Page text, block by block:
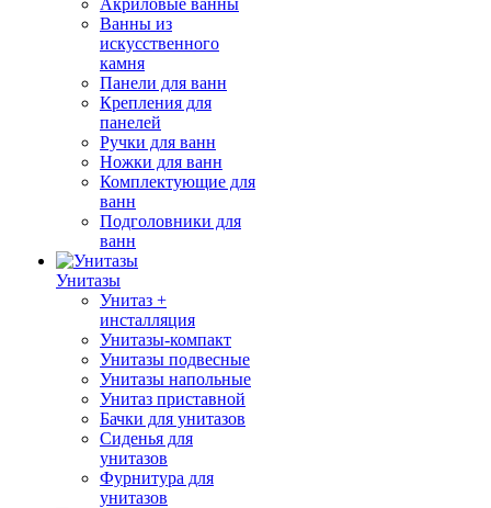
Акриловые ванны
Ванны из
искусственного
камня
Панели для ванн
Крепления для
панелей
Ручки для ванн
Ножки для ванн
Комплектующие для
ванн
Подголовники для
ванн
Унитазы
Унитаз +
инсталляция
Унитазы-компакт
Унитазы подвесные
Унитазы напольные
Унитаз приставной
Бачки для унитазов
Сиденья для
унитазов
Фурнитура для
унитазов